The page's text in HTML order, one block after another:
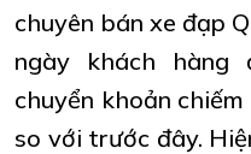
chuyên bán xe đạp
ngày khách hàng
chuyển khoản
so với trước đây.